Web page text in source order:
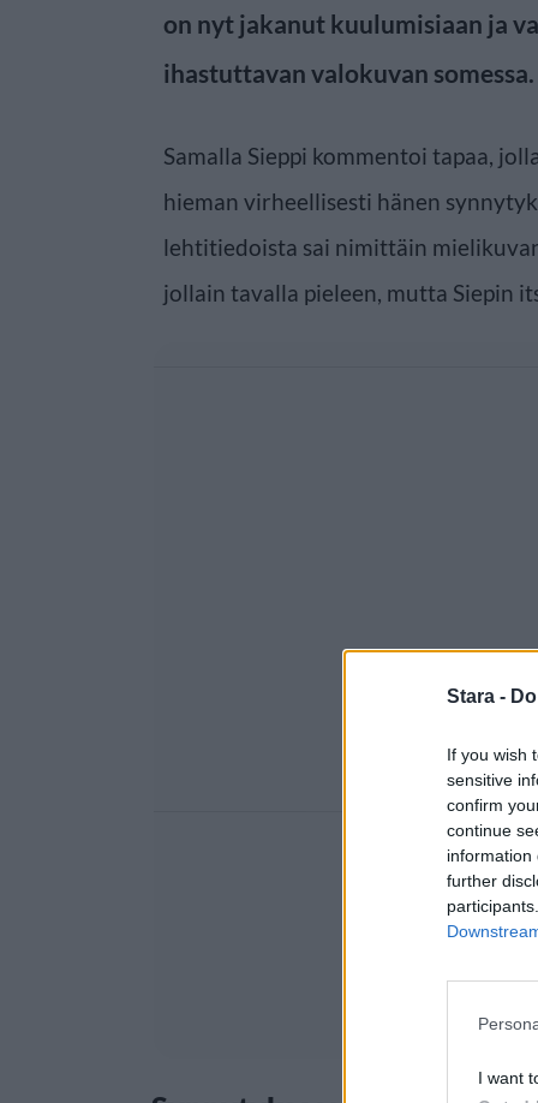
Stara -
If you wish
sensitive
confirm
continue
information
further
I want
on nyt jakanut kuulumisiaan ja
ihastuttavan valokuvan somessa.
Samalla Sieppi kommentoi tapaa,
hieman virheellisesti hänen
lehtitiedoista sai nimittäin
jollain tavalla pieleen, mutta Siepin